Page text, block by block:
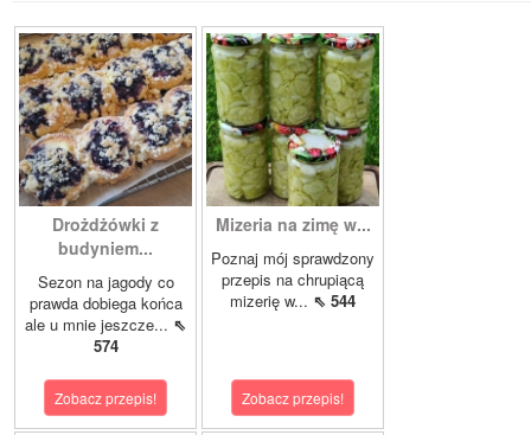
Drożdżówki z
budyniem...
Sezon na jagody co
prawda dobiega końca
ale u mnie jeszcze... ⇖
574
Zobacz przepis!
Mizeria na zimę w...
Poznaj mój sprawdzony
przepis na chrupiącą
mizerię w... ⇖ 544
Zobacz przepis!